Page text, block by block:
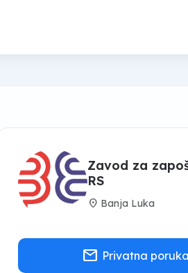
Zavod za
RS
location_on Banja Luka
mail Privatna poruka